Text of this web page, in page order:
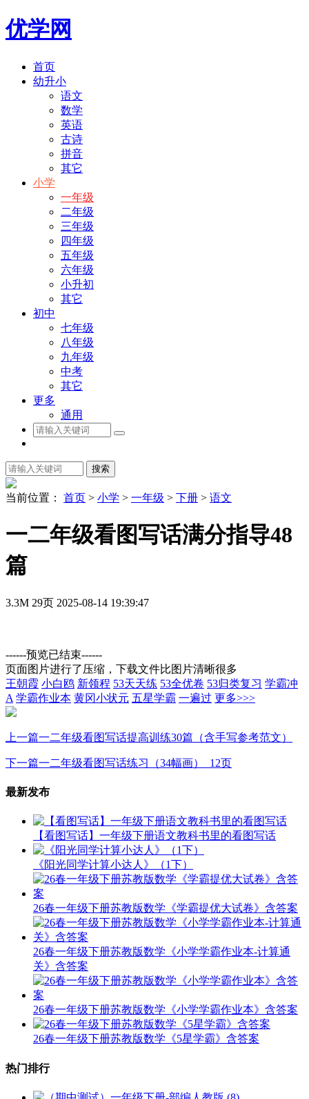
优学网
首页
幼升小
语文
数学
英语
古诗
拼音
其它
小学
一年级
二年级
三年级
四年级
五年级
六年级
小升初
其它
初中
七年级
八年级
九年级
中考
其它
更多
通用
搜索
当前位置： 首页 > 小学 > 一年级 > 下册 > 语文
一二年级看图写话满分指导48
篇
3.3M 29页 2025-08-14 19:39:47
------预览已结束------
页面图片进行了压缩，下载文件比图片清晰很多
王朝霞 小白鸥 新领程 53天天练 53全优卷 53归类复习 学霸冲
A 学霸作业本 黄冈小状元 五星学霸 一遍过 更多>>>
上一篇一二年级看图写话提高训练30篇（含手写参考范文）
下一篇一二年级看图写话练习（34幅画）_12页
最新发布
【看图写话】一年级下册语文教科书里的看图写话
《阳光同学计算小达人》（1下）
26春一年级下册苏教版数学《学霸提优大试卷》含答案
26春一年级下册苏教版数学《小学学霸作业本-计算通
关》含答案
26春一年级下册苏教版数学《小学学霸作业本》含答案
26春一年级下册苏教版数学《5星学霸》含答案
热门排行